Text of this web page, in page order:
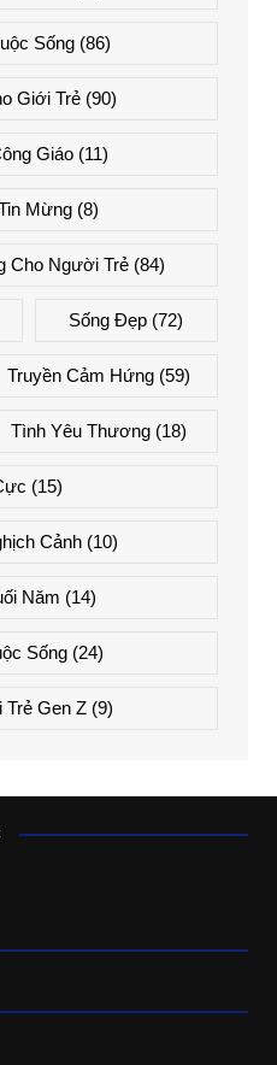
Sống(86)
Giới Trẻ (90)
Giáo(11)
Mừng (8)
Cho Người Trẻ (84)
Sống Đẹp (72)
Truyền Cảm Hứng(59)
Tình Yêu Thương(18)
(15)
Cảnh (10)
Năm (14)
Sống(24)
Gen Z(9)